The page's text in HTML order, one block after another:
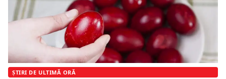
ȘTIRI DE ULTIMĂ ORĂ